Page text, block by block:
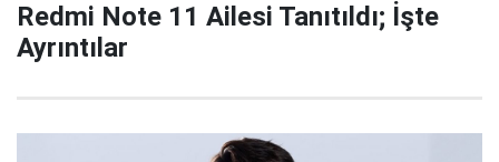
Redmi Note 11 Ailesi Tanıtıldı; İşte
Ayrıntılar